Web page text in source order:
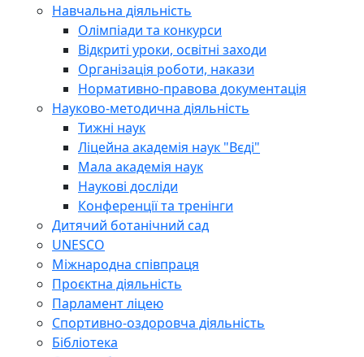
Навчальна діяльність
Олімпіади та конкурси
Відкриті уроки, освітні заходи
Організація роботи, накази
Нормативно-правова документація
Науково-методична діяльність
Тижні наук
Ліцейна академія наук "Вєді"
Мала академія наук
Наукові досліди
Конференції та тренінги
Дитячий ботанічний сад
UNESCO
Міжнародна співпраця
Проєктна діяльність
Парламент ліцею
Спортивно-оздоровча діяльність
Бібліотека